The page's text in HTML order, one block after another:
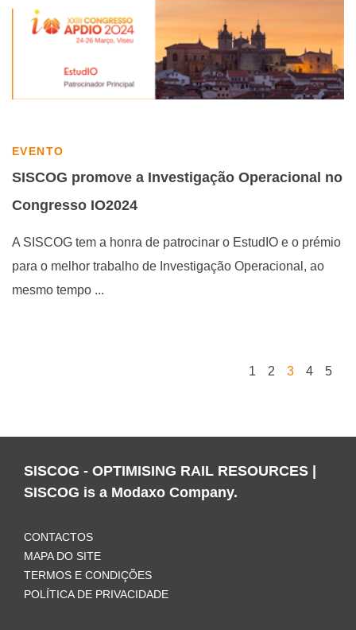
EVENTO
SISCOG promove a Investigação Operacional no
Congresso IO2024
A SISCOG tem a honra de patrocinar o EstudIO e o prémio
para o melhor trabalho de Investigação Operacional, ao
mesmo tempo ...
1 2 3 4 5
SISCOG - OPTIMISING RAIL RESOURCES |
SISCOG is a Modaxo Company.
CONTACTOS
MAPA DO SITE
TERMOS E CONDIÇÕES
POLÍTICA DE PRIVACIDADE